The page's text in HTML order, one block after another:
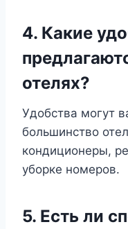
4. Какие
отелях?
Удобства могут
большинство
кондиционеры,
уборке номеров.
5. Есть ли